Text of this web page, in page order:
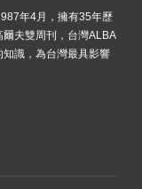
年4月，擁有35年歷
夫雙周刊，台灣ALBA
識，為台灣最具影響